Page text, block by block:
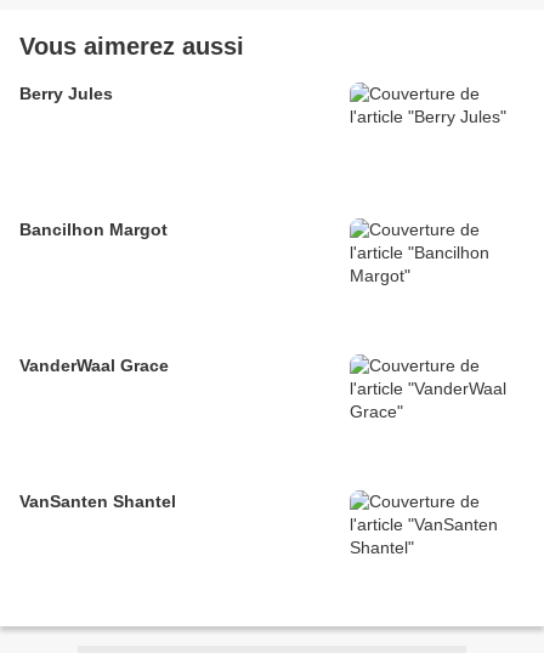
Vous aimerez aussi
Berry Jules
Bancilhon Margot
VanderWaal Grace
VanSanten Shantel